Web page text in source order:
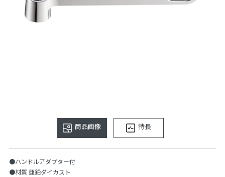
商品画像 特長
●ハンドルアダプター付
●材質 亜鉛ダイカスト